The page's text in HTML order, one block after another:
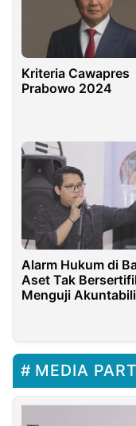
Kriteria Cawapres
Prabowo 2024
Alarm Hukum di
Aset Tak
Menguji
MEDIA